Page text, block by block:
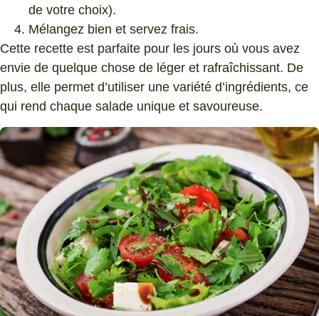
de votre choix).
Mélangez bien et servez frais.
Cette recette est parfaite pour les jours où vous avez
envie de quelque chose de léger et rafraîchissant. De
plus, elle permet d’utiliser une variété d’ingrédients, ce
qui rend chaque salade unique et savoureuse.